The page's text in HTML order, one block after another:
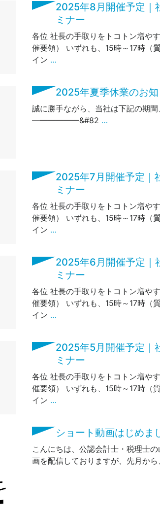
2025年8月開催予定｜
ミナー
各位 社長の手取りをトコトン増や
催要領） いずれも、15時～17時（
イン …
2025年夏季休業のお
誠に勝手ながら、当社は下記の期
——————&#82 …
2025年7月開催予定｜
ミナー
各位 社長の手取りをトコトン増や
催要領） いずれも、15時～17時（
イン …
2025年6月開催予定｜
ミナー
各位 社長の手取りをトコトン増や
催要領） いずれも、15時～17時（
イン …
2025年5月開催予定｜
ミナー
各位 社長の手取りをトコトン増や
催要領） いずれも、15時～17時（
イン …
ショート動画はじめま
こんにちは、公認会計士・税理士
画を配信しておりますが、先月か